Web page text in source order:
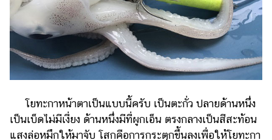
โยทะกาหน้าตาเป็นแบบนี้ครับ เป็นตะกั่ว ปลายด้านหนึ่ง
เป็นเบ็ดไม่มีเงี่ยง ด้านหนึ่งมีที่ผูกเอ็น ตรงกลางเป็นสีสะท้อน
แสงล่อหมึกให้มาจับ โสกคือการกระตุกขึ้นลงเพื่อให้โยทะกา